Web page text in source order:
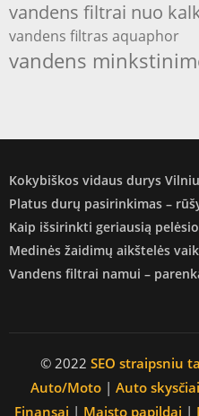
vandens filtrai nuo
vandens filtras aquaphor
vandens
Kokybiškos vidaus durys
Platus durų pasirinkimas –
Kaip išsirinkti geriausią
Medinės žaidimų aikštelės
Vandens filtrai namui –
© 2022 SEO straipsniu
Auto/Moto | Auto skysčiai
Finansai | Maisto papildai |